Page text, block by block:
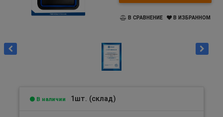
В СРАВНЕНИЕ В ИЗБРАННОМ
В наличии 1шт. (склад)